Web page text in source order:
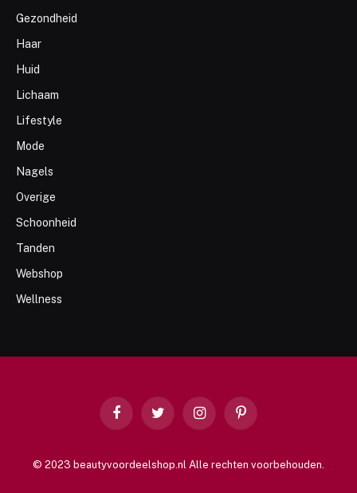
Gezondheid
Haar
Huid
Lichaam
Lifestyle
Mode
Nagels
Overige
Schoonheid
Tanden
Webshop
Wellness
FacebookTwitter InstagramPinterest
© 2023 beautyvoordeelshop.nl Alle rechten voorbehouden.